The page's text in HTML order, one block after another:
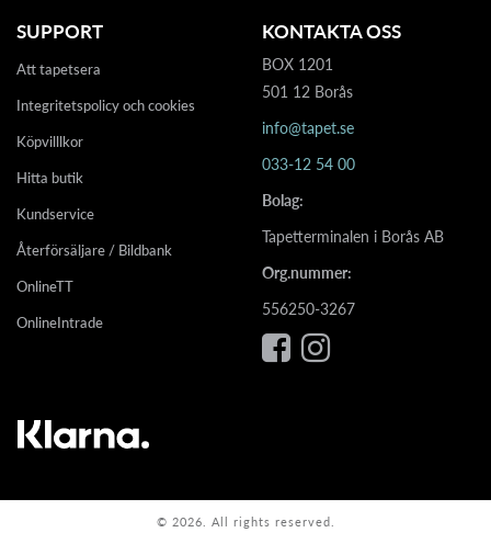
SUPPORT
Att tapetsera
Integritetspolicy och cookies
Köpvilllkor
Hitta butik
Kundservice
Återförsäljare / Bildbank
OnlineTT
OnlineIntrade
KONTAKTA OSS
BOX 1201
501 12 Borås
info@tapet.se
033-12 54 00
Bolag:
Tapetterminalen i Borås AB
Org.nummer:
556250-3267
© 2026. All rights reserved.